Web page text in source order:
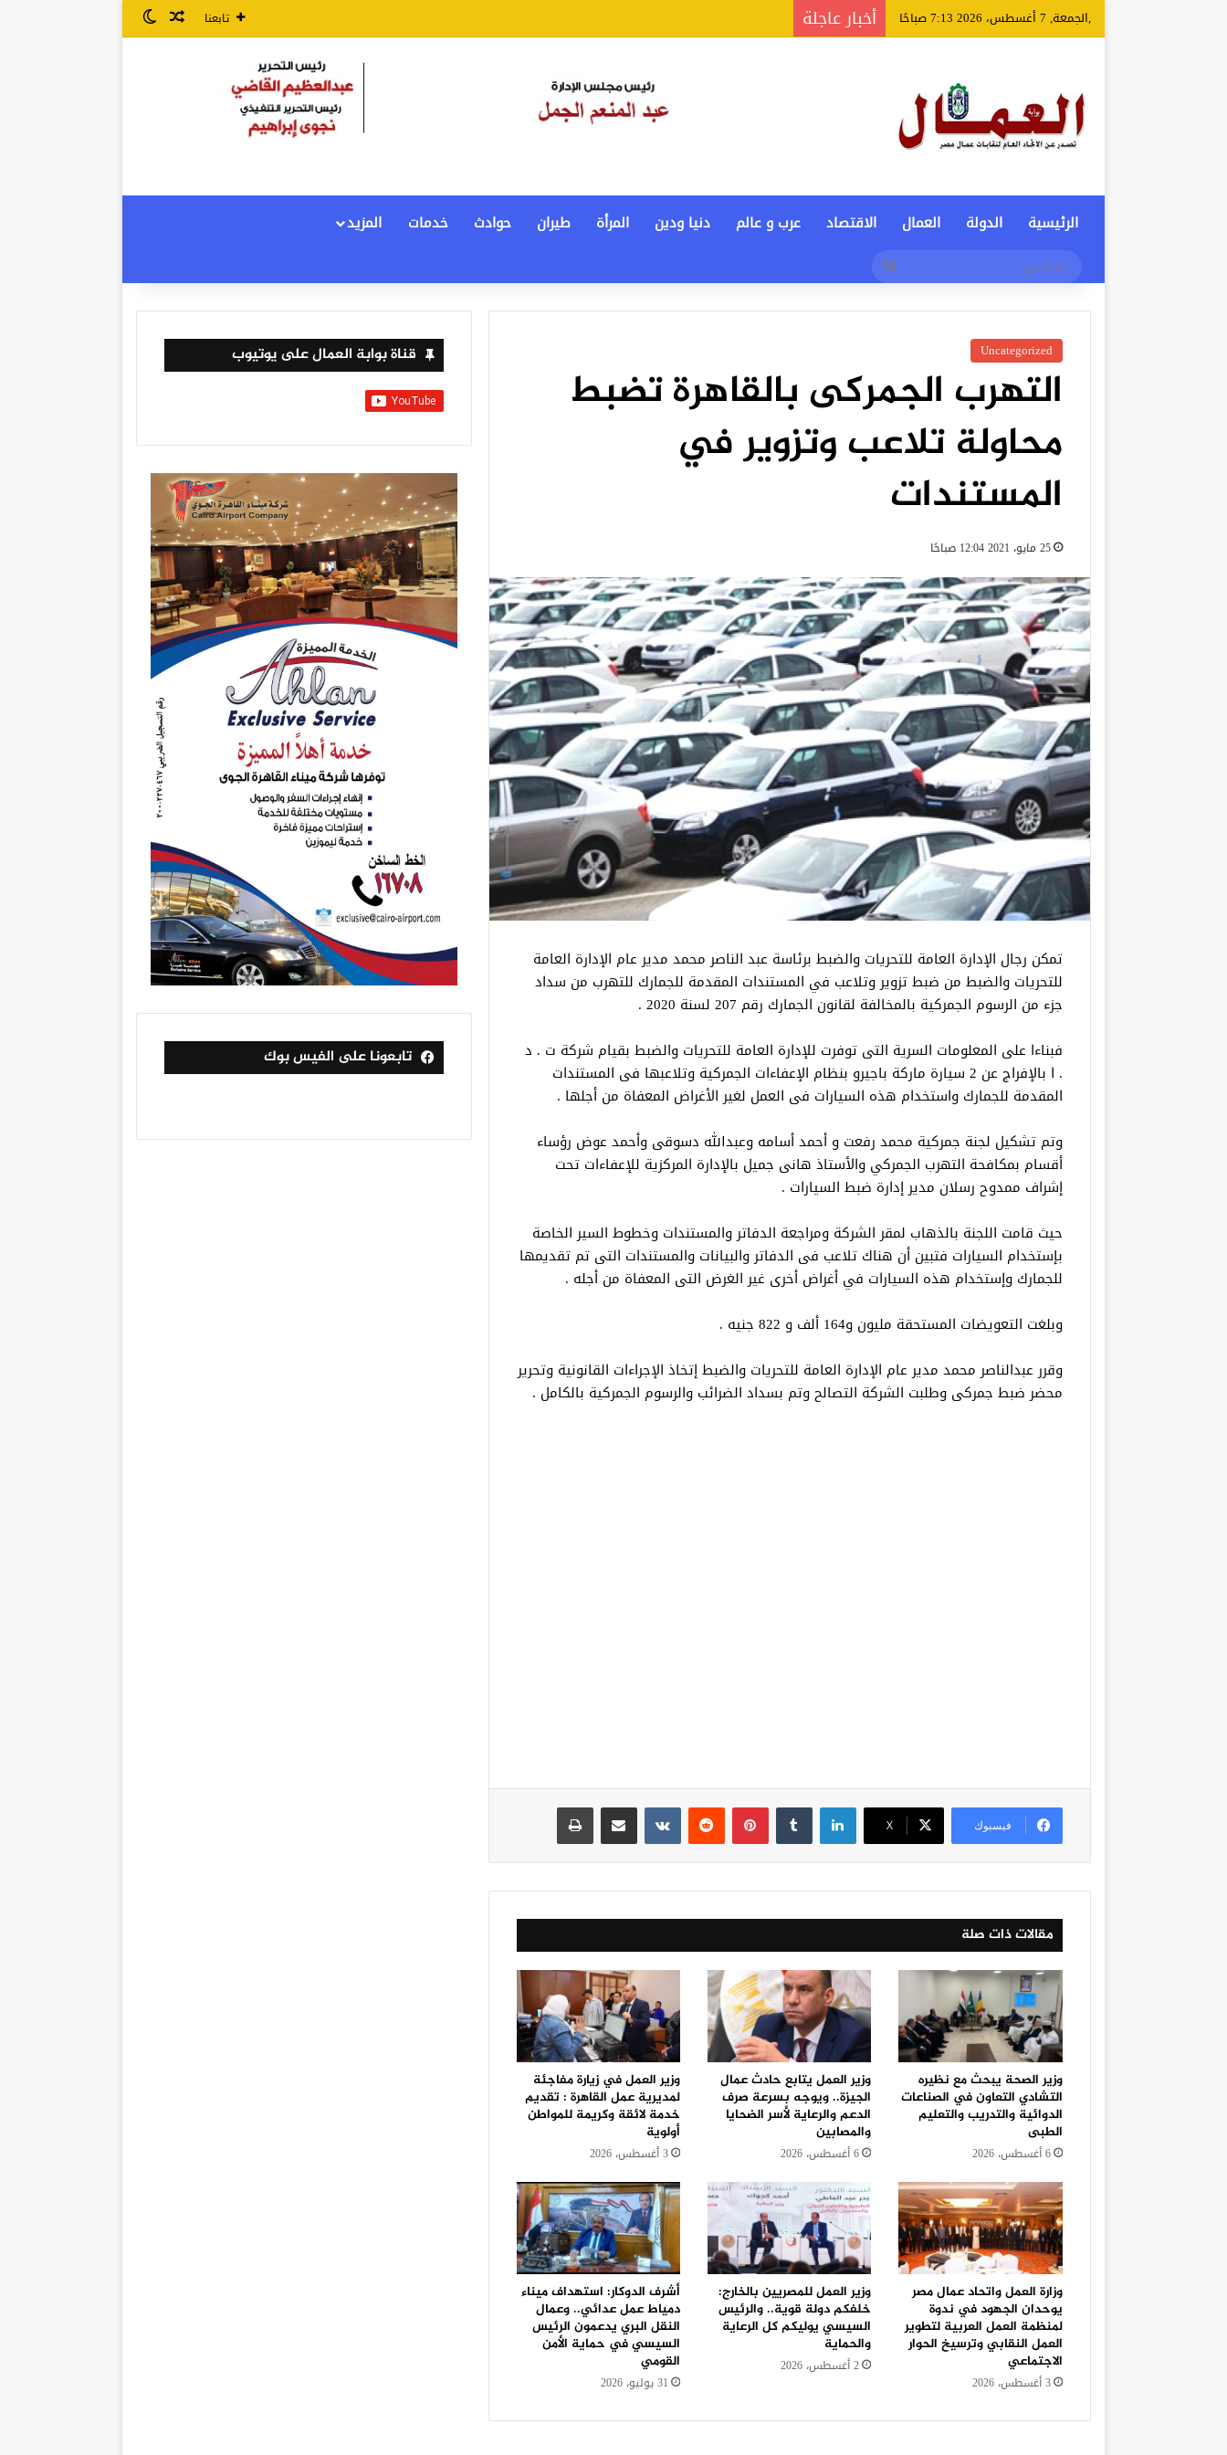
,الجمعة, 7 أغسطس، 2026 7:13 صباحًا أخبار عاجلة تابعنا مقال عشوائي
الوضع المظلم
الرئيسية الدولة العمال الاقتصاد عرب و عالم دنيا ودين المرأة طيران حوادث خدمات
المزيد
Uncategorized
التهرب الجمركى بالقاهرة تضبط
محاولة تلاعب وتزوير في
المستندات
25 مايو، 2021 12:04 صباحًا
تمكن رجال الإدارة العامة للتحريات والضبط برئاسة عبد الناصر محمد مدير عام الإدارة العامة
للتحريات والضبط من ضبط تزوير وتلاعب في المستندات المقدمة للجمارك للتهرب من سداد
جزء من الرسوم الجمركية بالمخالفة لقانون الجمارك رقم 207 لسنة 2020 .
فبناءا على المعلومات السرية التى توفرت للإدارة العامة للتحريات والضبط بقيام شركة ت . د
. ا بالإفراج عن 2 سيارة ماركة باجيرو بنظام الإعفاءات الجمركية وتلاعبها فى المستندات
المقدمة للجمارك واستخدام هذه السيارات فى العمل لغير الأغراض المعفاة من أجلها .
وتم تشكيل لجنة جمركية محمد رفعت و أحمد أسامه وعبدالله دسوقى وأحمد عوض رؤساء
أقسام بمكافحة التهرب الجمركي والأستاذ هانى جميل بالإدارة المركزية للإعفاءات تحت
إشراف ممدوح رسلان مدير إدارة ضبط السيارات .
حيث قامت اللجنة بالذهاب لمقر الشركة ومراجعة الدفاتر والمستندات وخطوط السير الخاصة
بإستخدام السيارات فتبين أن هناك تلاعب فى الدفاتر والبيانات والمستندات التى تم تقديمها
للجمارك وإستخدام هذه السيارات في أغراض أخرى غير الغرض التى المعفاة من أجله .
وبلغت التعويضات المستحقة مليون و164 ألف و 822 جنيه .
وقرر عبدالناصر محمد مدير عام الإدارة العامة للتحريات والضبط إتخاذ الإجراءات القانونية وتحرير
محضر ضبط جمركى وطلبت الشركة التصالح وتم بسداد الضرائب والرسوم الجمركية بالكامل .
فيسبوك ‫X
لينكدإن بينتيريست
مقالات ذات صلة
وزير الصحة يبحث مع نظيره
التشادي التعاون في الصناعات
الدوائية والتدريب والتعليم
الطبى
6 أغسطس، 2026
وزير العمل يتابع حادث عمال
الجيزة.. ويوجه بسرعة صرف
الدعم والرعاية لأسر الضحايا
والمصابين
6 أغسطس، 2026
وزير العمل في زيارة مفاجئة
لمديرية عمل القاهرة : تقديم
خدمة لائقة وكريمة للمواطن
أولوية
3 أغسطس، 2026
وزارة العمل واتحاد عمال مصر
يوحدان الجهود في ندوة
لمنظمة العمل العربية لتطوير
العمل النقابي وترسيخ الحوار
الاجتماعي
3 أغسطس، 2026
وزير العمل للمصريين بالخارج:
خلفكم دولة قوية.. والرئيس
السيسي يوليكم كل الرعاية
والحماية
2 أغسطس، 2026
أشرف الدوكار: استهداف ميناء
دمياط عمل عدائي.. وعمال
النقل البري يدعمون الرئيس
السيسي في حماية الأمن
القومي
31 يوليو، 2026
قناة بوابة العمال على يوتيوب
تابعونا على الفيس بوك